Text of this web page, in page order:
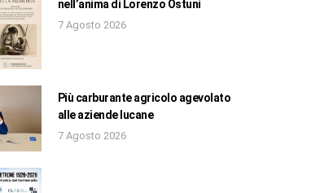
nell’anima di Lorenzo Ostuni
7 Agosto 2026
Più carburante agricolo agevolato
alle aziende lucane
7 Agosto 2026